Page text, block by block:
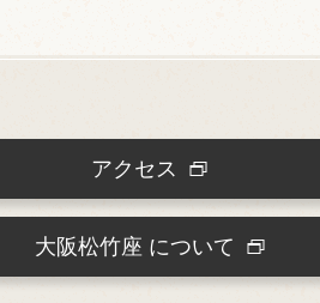
アクセス
大阪松竹座 について